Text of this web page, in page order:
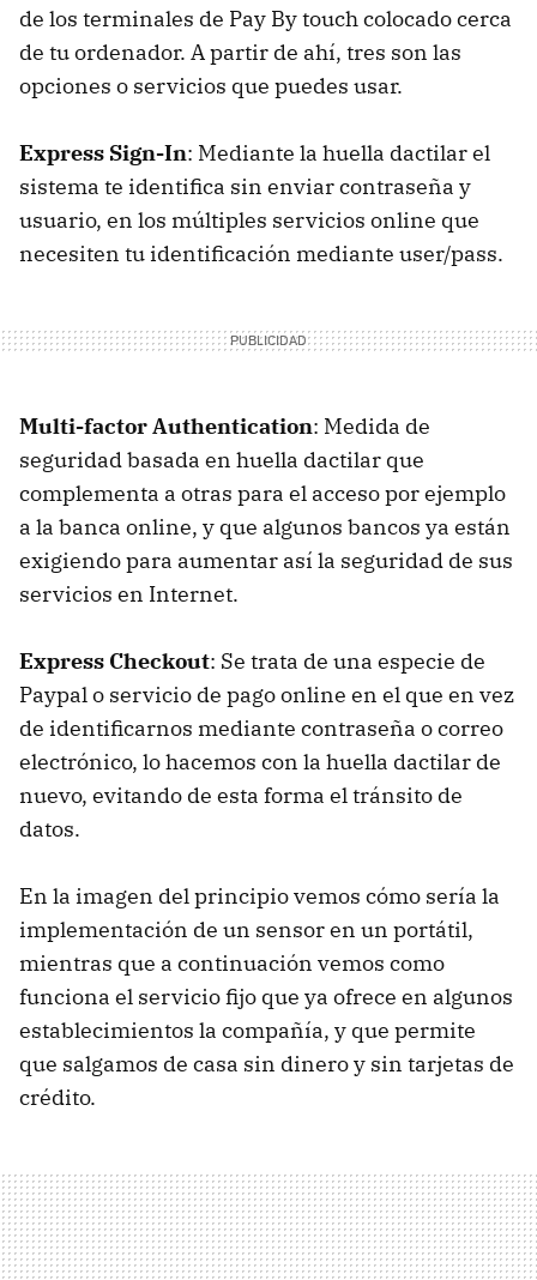
de los terminales de Pay By touch colocado cerca
de tu ordenador. A partir de ahí, tres son las
opciones o servicios que puedes usar.
Express Sign-In: Mediante la huella dactilar el
sistema te identifica sin enviar contraseña y
usuario, en los múltiples servicios online que
necesiten tu identificación mediante user/pass.
Multi-factor Authentication: Medida de
seguridad basada en huella dactilar que
complementa a otras para el acceso por ejemplo
a la banca online, y que algunos bancos ya están
exigiendo para aumentar así la seguridad de sus
servicios en Internet.
Express Checkout: Se trata de una especie de
Paypal o servicio de pago online en el que en vez
de identificarnos mediante contraseña o correo
electrónico, lo hacemos con la huella dactilar de
nuevo, evitando de esta forma el tránsito de
datos.
En la imagen del principio vemos cómo sería la
implementación de un sensor en un portátil,
mientras que a continuación vemos como
funciona el servicio fijo que ya ofrece en algunos
establecimientos la compañía, y que permite
que salgamos de casa sin dinero y sin tarjetas de
crédito.